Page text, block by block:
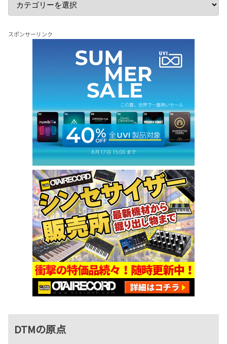
スポンサーリンク
DTMの原点